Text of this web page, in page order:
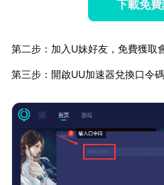
下載免
第二步：加入U妹好友，免費獲取
第三步：開啟UU加速器兌換口令